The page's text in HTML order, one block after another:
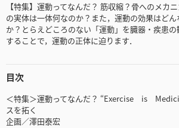
【特集】運動ってなんだ？ 筋収縮？骨へのメカ
の実体は一体何なのか？また，運動の効果はど
か？とらえどころのない「運動」を臓器・疾患
することで，運動の正体に迫ります．
目次
＜特集＞運動ってなんだ？ “Exercise is
スを拓く
企画／澤田泰宏